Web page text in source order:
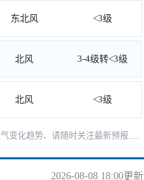
东北风 <3级
北风 3-4级转<3级
北风 <3级
变化趋势、请随时关注最新预报.....
2026-08-08 18:00更新